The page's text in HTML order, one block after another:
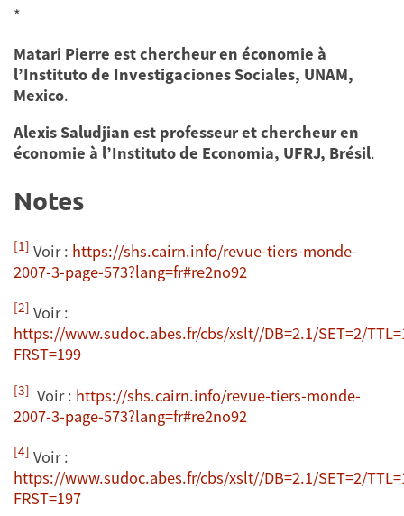
*
Matari Pierre est chercheur en économie à
l’Instituto de Investigaciones Sociales, UNAM,
Mexico.
Alexis Saludjian est professeur et chercheur en
économie à l’Instituto de Economia, UFRJ, Brésil.
Notes
[1] Voir : https://shs.cairn.info/revue-tiers-monde-
2007-3-page-573?lang=fr#re2no92
[2] Voir :
https://www.sudoc.abes.fr/cbs/xslt//DB=2.1/SET=2/
FRST=199
[3] Voir : https://shs.cairn.info/revue-tiers-monde-
2007-3-page-573?lang=fr#re2no92
[4] Voir :
https://www.sudoc.abes.fr/cbs/xslt//DB=2.1/SET=2/
FRST=197